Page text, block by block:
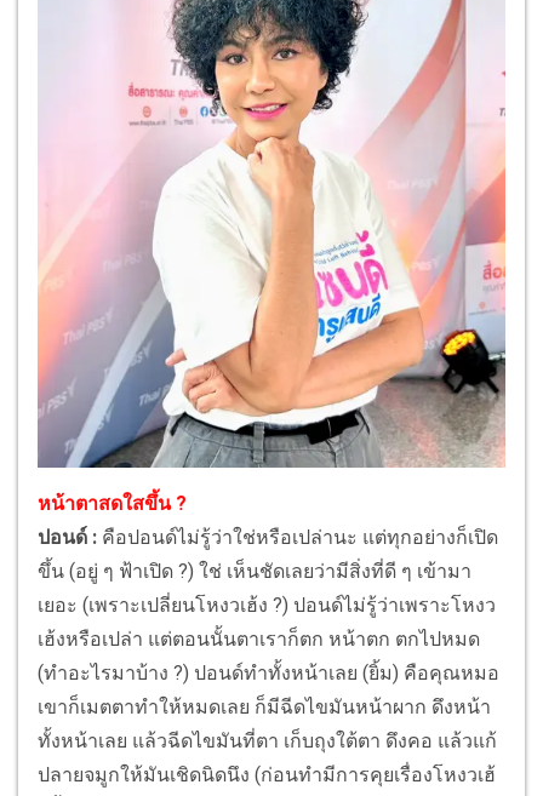
หน้าตาสดใสขึ้น ?
ปอนด์ : คือปอนด์ไม่รู้ว่าใช่หรือเปล่านะ แต่ทุกอย่างก็เปิด
ขึ้น (อยู่ ๆ ฟ้าเปิด ?) ใช่ เห็นชัดเลยว่ามีสิ่งที่ดี ๆ เข้ามา
เยอะ (เพราะเปลี่ยนโหงวเฮ้ง ?) ปอนด์ไม่รู้ว่าเพราะโหงว
เฮ้งหรือเปล่า แต่ตอนนั้นตาเราก็ตก หน้าตก ตกไปหมด
(ทำอะไรมาบ้าง ?) ปอนด์ทำทั้งหน้าเลย (ยิ้ม) คือคุณหมอ
เขาก็เมตตาทำให้หมดเลย ก็มีฉีดไขมันหน้าผาก ดึงหน้า
ทั้งหน้าเลย แล้วฉีดไขมันที่ตา เก็บถุงใต้ตา ดึงคอ แล้วแก้
ปลายจมูกให้มันเชิดนิดนึง (ก่อนทำมีการคุยเรื่องโหงวเฮ้